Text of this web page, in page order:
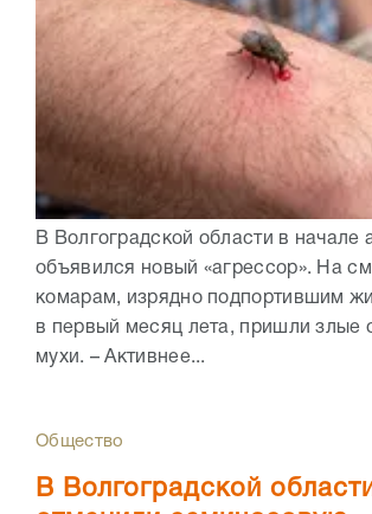
В Волгоградской области в начале
объявился новый «агрессор». На
комарам, изрядно подпортившим
в первый месяц лета, пришли злые
мухи. – Активнее...
Общество
В Волгоградской